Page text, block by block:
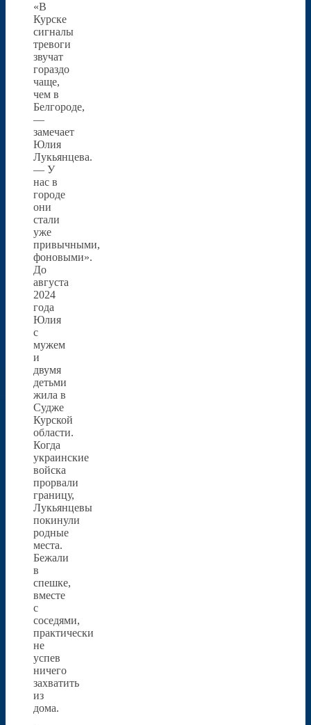
«В
Курске
сигналы
тревоги
звучат
гораздо
чаще,
чем в
Белгороде,
—
замечает
Юлия
Лукьянцева.
— У
нас в
городе
они
стали
уже
привычными,
фоновыми».
До
августа
2024
года
Юлия
с
мужем
и
двумя
детьми
жила в
Судже
Курской
области.
Когда
украинские
войска
прорвали
границу,
Лукьянцевы
покинули
родные
места.
Бежали
в
спешке,
вместе
с
соседями,
практически
не
успев
ничего
захватить
из
дома.